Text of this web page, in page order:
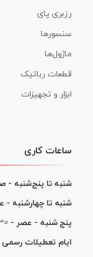
رزبری پای
سنسورها
ماژول‌ها
قطعات رباتیک
ابزار و تجهیزات
ساعات کاری
شنبه تا پنج‌شنبه -
شنبه تا چهارشنبه -
پنج شنبه - عصر -
ایام تعطیلات